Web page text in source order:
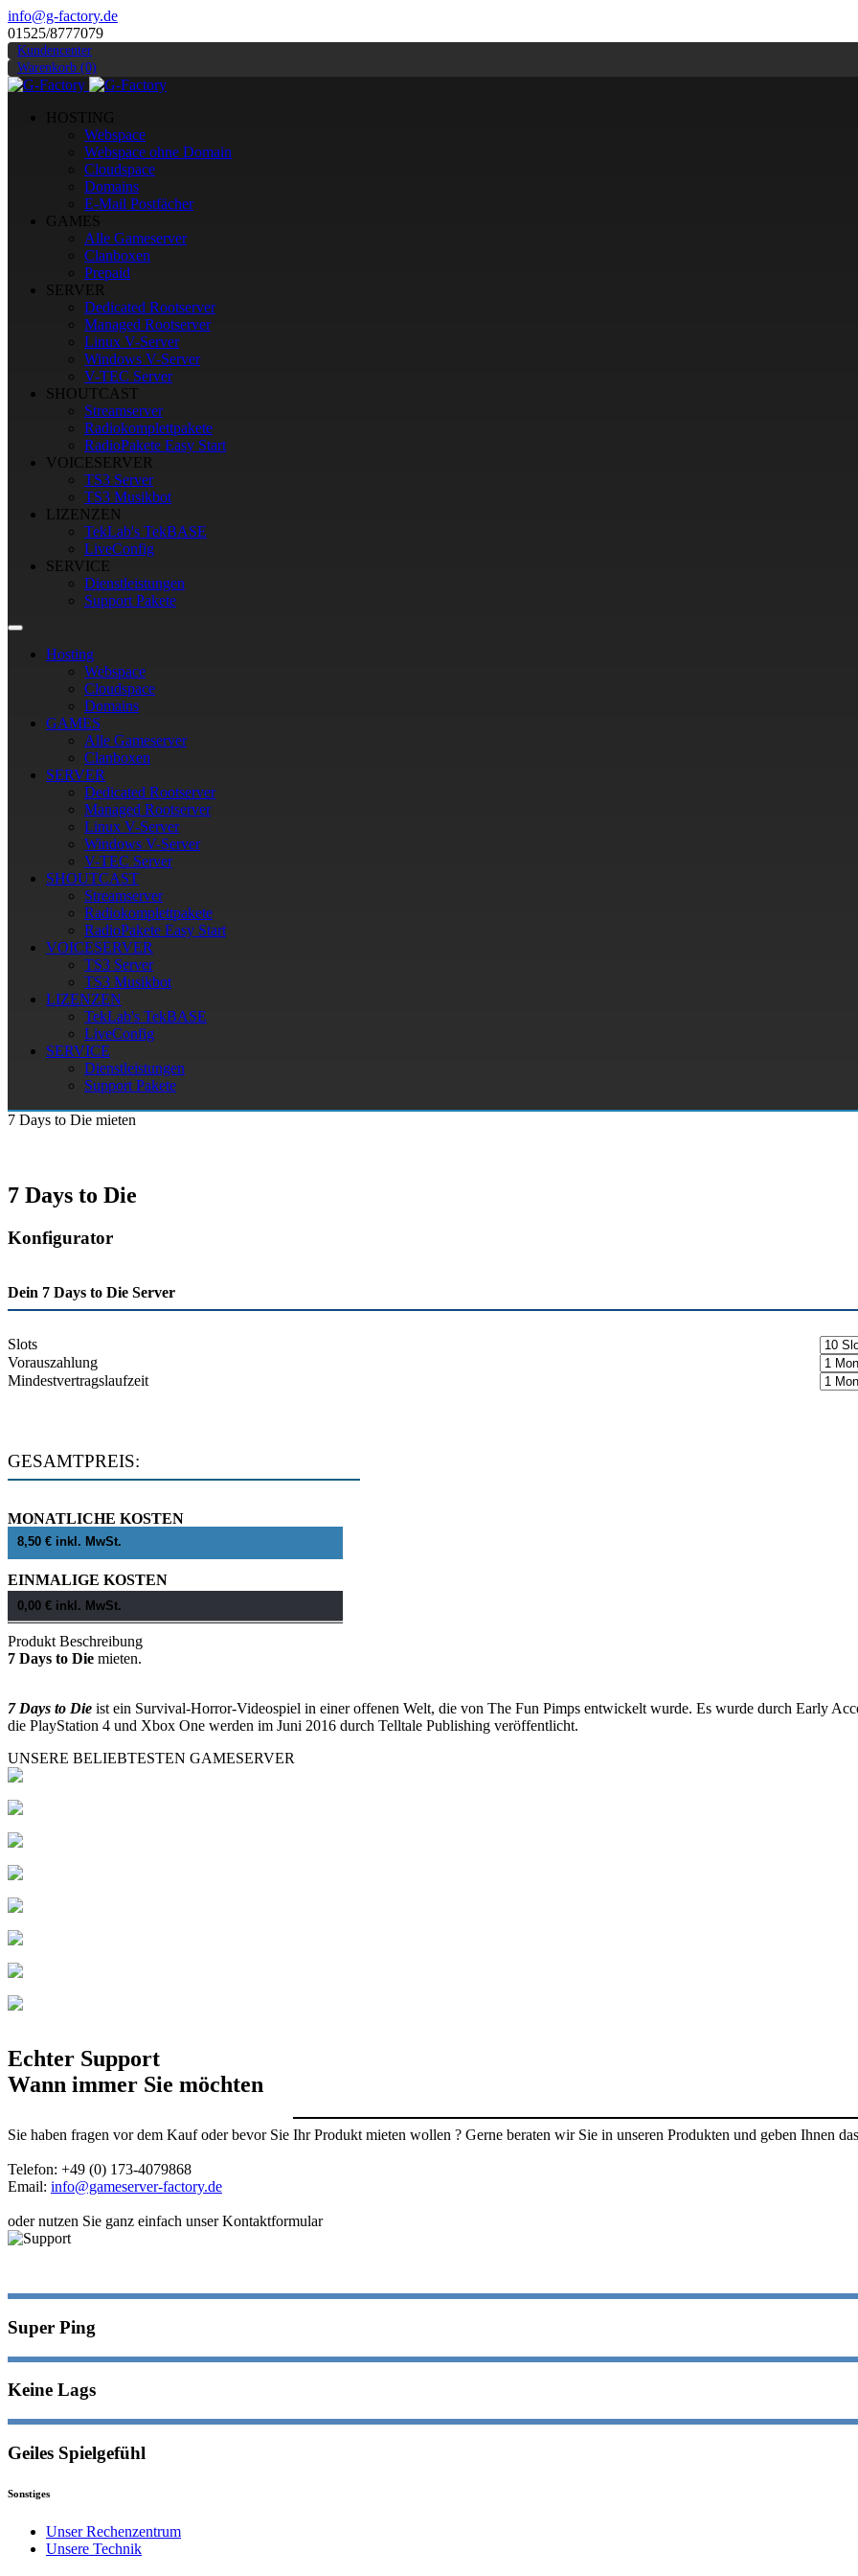
info@g-factory.de
01525/8777079
Kundencenter
Warenkorb (0)
HOSTING
Webspace
Webspace ohne Domain
Cloudspace
Domains
E-Mail Postfächer
GAMES
Alle Gameserver
Clanboxen
Prepaid
SERVER
Dedicated Rootserver
Managed Rootserver
Linux V-Server
Windows V-Server
V-TEC Server
SHOUTCAST
Streamserver
Radiokomplettpakete
RadioPakete Easy Start
VOICESERVER
TS3 Server
TS3 Musikbot
LIZENZEN
TekLab's TekBASE
LiveConfig
SERVICE
Dienstleistungen
Support Pakete
Hosting
Webspace
Cloudspace
Domains
GAMES
Alle Gameserver
Clanboxen
SERVER
Dedicated Rootserver
Managed Rootserver
Linux V-Server
Windows V-Server
V-TEC Server
SHOUTCAST
Streamserver
Radiokomplettpakete
RadioPakete Easy Start
VOICESERVER
TS3 Server
TS3 Musikbot
LIZENZEN
TekLab's TekBASE
LiveConfig
SERVICE
Dienstleistungen
Support Pakete
7 Days to Die mieten
7 Days to Die
Konfigurator
Dein 7 Days to Die Server
Slots
Vorauszahlung
Mindestvertragslaufzeit
GESAMTPREIS:
MONATLICHE KOSTEN
EINMALIGE KOSTEN
Produkt Beschreibung
7 Days to Die mieten.
7 Days to Die ist ein Survival-Horror-Videospiel in einer offenen Welt, die von The Fun Pimps entwickelt wurde. Es wurde durch Early
die PlayStation 4 und Xbox One werden im Juni 2016 durch Telltale Publishing veröffentlicht.
UNSERE BELIEBTESTEN GAMESERVER
Echter Support
Wann immer Sie möchten
Sie haben fragen vor dem Kauf oder bevor Sie Ihr Produkt mieten wollen ? Gerne beraten wir Sie in unseren Produkten und geben Ihnen
Telefon: +49 (0) 173-4079868
Email: info@gameserver-factory.de
oder nutzen Sie ganz einfach unser Kontaktformular
Super Ping
Keine Lags
Geiles Spielgefühl
Sonstiges
Unser Rechenzentrum
Unsere Technik